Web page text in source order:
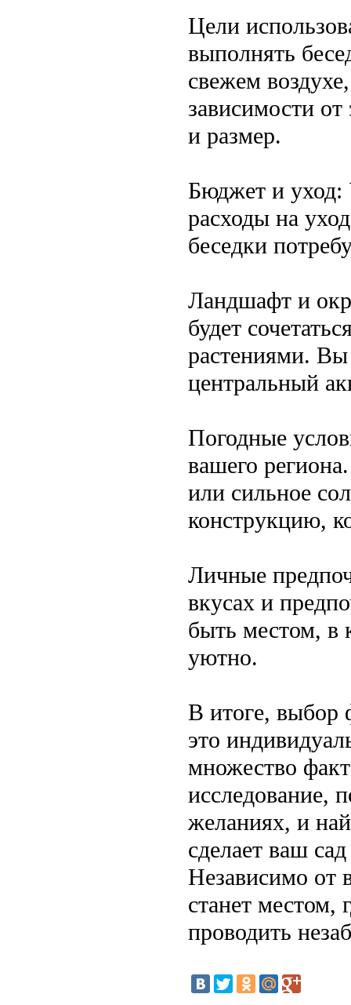
Цели
выполнять
свежем
зависимости от
и размер.
Бюджет и уход:
расходы на
беседки
Ландшафт и
будет
растениями. Вы
центральный
Погодные
вашего
или сильное
конструкцию,
Личные
вкусах и
быть местом, в
уютно.
В итоге, выбор
это
множество
исследование,
желаниях, и
сделает ваш
Независимо от
станет местом,
проводить